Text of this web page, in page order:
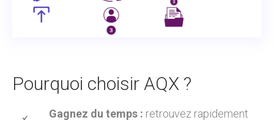
Pourquoi choisir AQX ?
Gagnez du temps : retrouvez rapidement